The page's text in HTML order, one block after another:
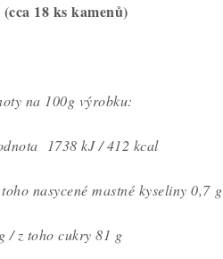
18 ks kamenů)
na 100g výrobku:
1738 kJ / 412 kcal
nasycené mastné kyseliny 0,7g
/ z toho cukry 81 g